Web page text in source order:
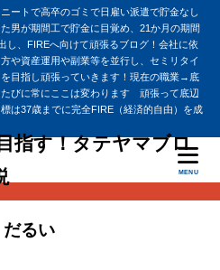
ートで高卒のゴミで日雇い派遣で貯金なし
男が期間工で貯金に目覚め、21か月の期間
し、FIREへ向けて頑張るブログ！会社に依
や資産運用や副業等を並行し、セミリタイ
目指し頑張っていきます！現在の職業→底
びに常にここは変わります 頑張って底辺
は37歳までに完全FIRE（経済的自由）を成
指す！タテヤマブロ
MENU
るい